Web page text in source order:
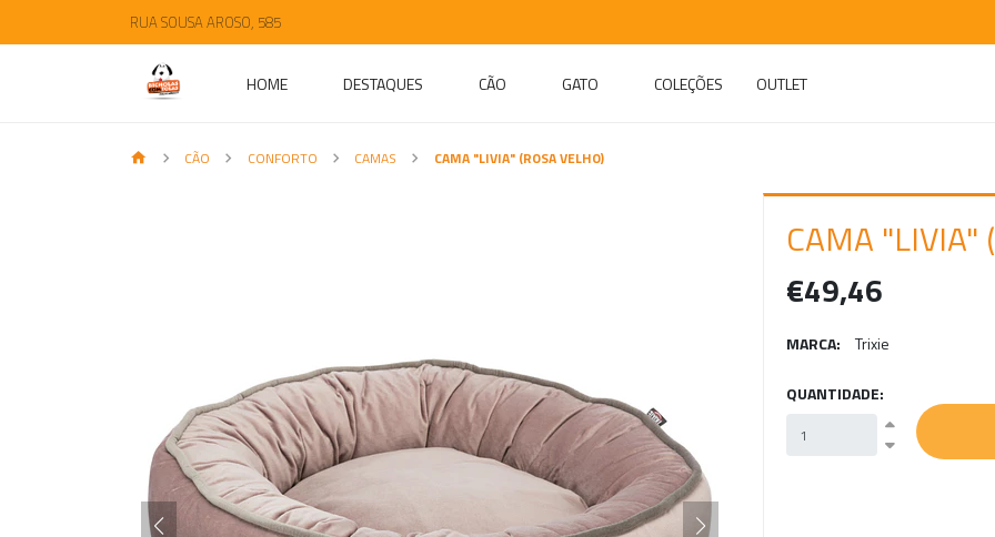
RUA SOUSA AROSO, 585
HOME DESTAQUES CÃO GATO COLEÇÕES OUTLET
CÃO CONFORTO CAMAS CAMA "LIVIA" (ROSA VELHO)
CAMA "LIVIA"
€49,46
MARCA: Trixie
QUANTIDADE: